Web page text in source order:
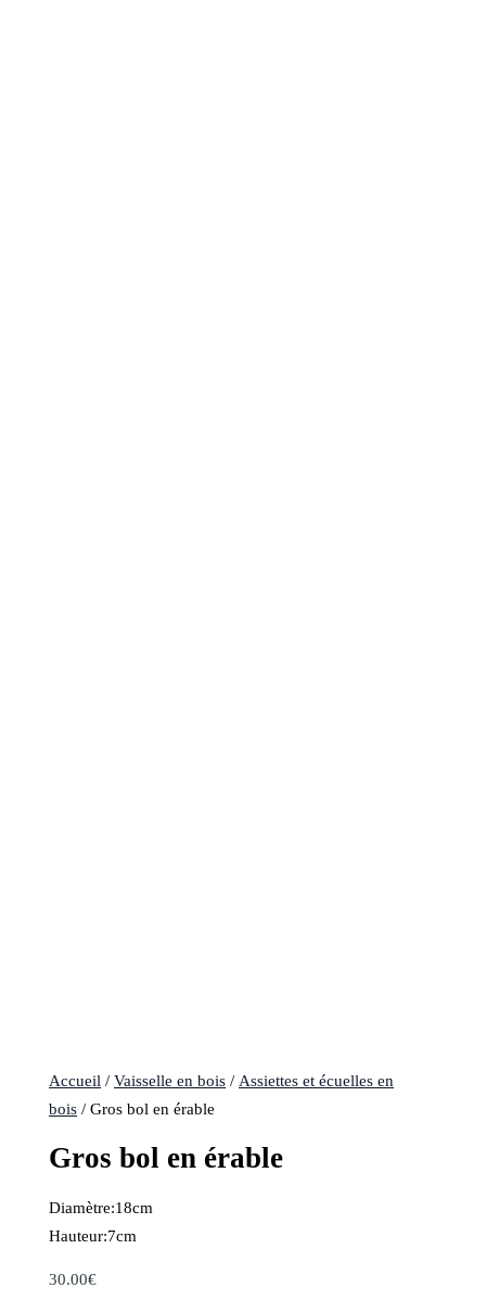
Accueil /Vaisselle en bois /Assiettes et écuelles en
bois / Gros bol en érable
Gros bol en érable
Diamètre:18cm
Hauteur:7cm
30.00€